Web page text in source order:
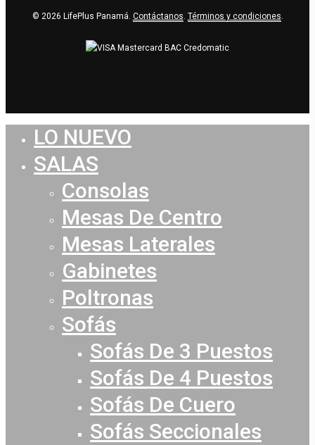
© 2026 LifePlus Panamá. Contáctanos. Términos y condiciones.
LO NUEVO
SALAS
Consolas
Mesas De Centro
Mesas Laterales
Gabinetes
Poltronas
Sofás
Sofás De 3 Puestos
Sofás De 4 Puestos
Sofás De Cuero
Sofás Seccionales